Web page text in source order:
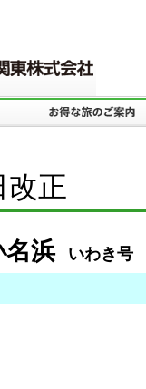
改正
名浜 いわき号